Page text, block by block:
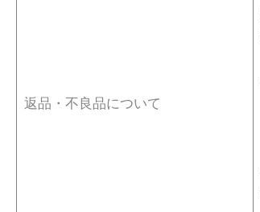
返品・不良品について